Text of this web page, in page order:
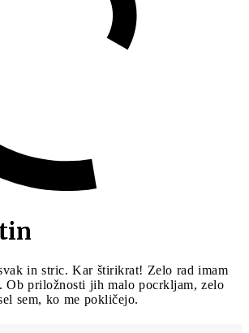
in stric. Kar štirikrat! Zelo rad imam
Ob priložnosti jih malo pocrkljam, zelo
sem, ko me pokličejo.